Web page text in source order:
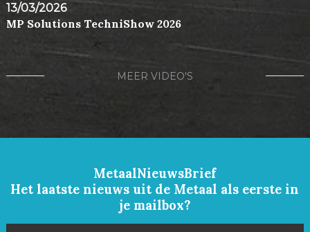
13/03/2026
MP Solutions TechniShow 2026
MEER VIDEO'S
MetaalNieuwsBrief
Het laatste nieuws uit de Metaal als eerste in
je mailbox?